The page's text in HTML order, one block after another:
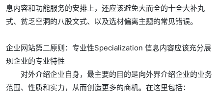
息内容和功能服务的安排上，还应该避免大而全的十全大补丸
式、贫乏空洞的八股文式、以及选材偏离主题的常见错误。
企业网站第二原则：专业性Specialization 信息内容应该充分展
现企业的专业特性
对外介绍企业自身，最主要的目的是向外界介绍企业的业务
范围、性质和实力，从而创造更多的商机。在这里包括：